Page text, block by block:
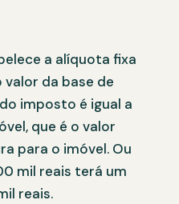
a alíquota fixa
valor da base de
imposto é igual a
que é o valor
para o imóvel. Ou
mil reais terá um
reais.